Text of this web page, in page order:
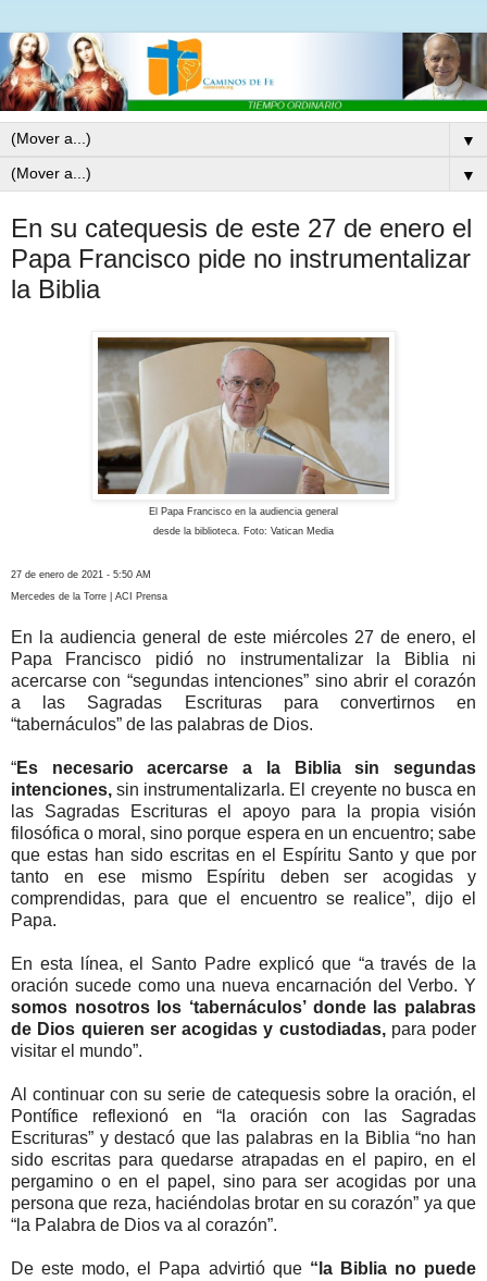
▼
▼
En su catequesis de este 27 de enero el
Papa Francisco pide no instrumentalizar
la Biblia
El Papa Francisco en la audiencia general
desde la biblioteca. Foto: Vatican Media
27 de enero de 2021 - 5:50 AM
Mercedes de la Torre | ACI Prensa
En la audiencia general de este miércoles 27 de enero, el
Papa Francisco pidió no instrumentalizar la Biblia ni
acercarse con “segundas intenciones” sino abrir el corazón
a las Sagradas Escrituras para convertirnos en
“tabernáculos” de las palabras de Dios.
“Es necesario acercarse a la Biblia sin segundas
intenciones, sin instrumentalizarla. El creyente no busca en
las Sagradas Escrituras el apoyo para la propia visión
filosófica o moral, sino porque espera en un encuentro; sabe
que estas han sido escritas en el Espíritu Santo y que por
tanto en ese mismo Espíritu deben ser acogidas y
comprendidas, para que el encuentro se realice”, dijo el
Papa.
En esta línea, el Santo Padre explicó que “a través de la
oración sucede como una nueva encarnación del Verbo. Y
somos nosotros los ‘tabernáculos’ donde las palabras
de Dios quieren ser acogidas y custodiadas,para poder
visitar el mundo”.
Al continuar con su serie de catequesis sobre la oración, el
Pontífice reflexionó en “la oración con las Sagradas
Escrituras” y destacó que las palabras en la Biblia “no han
sido escritas para quedarse atrapadas en el papiro, en el
pergamino o en el papel, sino para ser acogidas por una
persona que reza, haciéndolas brotar en su corazón” ya que
“la Palabra de Dios va al corazón”.
De este modo, el Papa advirtió que “la Biblia no puede